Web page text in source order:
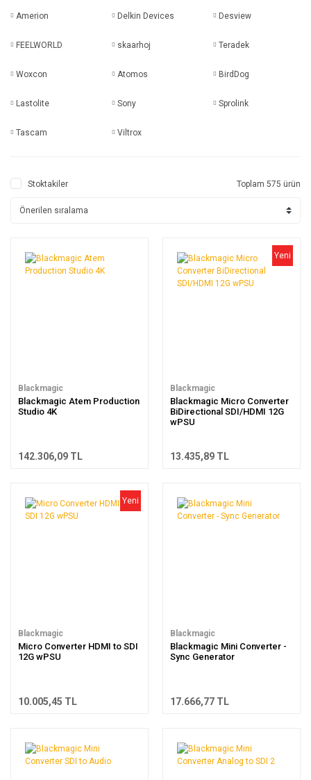
Amerion Delkin Devices Desview
FEELWORLD skaarhoj Teradek
Woxcon Atomos BirdDog
Lastolite Sony Sprolink
Tascam Viltrox
Stoktakiler Toplam 575 ürün
Blackmagic
Blackmagic Atem Production
Studio 4K
142.306,09 TL
Yeni
Blackmagic
Blackmagic Micro Converter
BiDirectional SDI/HDMI 12G
wPSU
13.435,89 TL
Yeni
Blackmagic
Micro Converter HDMI to SDI
12G wPSU
10.005,45 TL
Blackmagic
Blackmagic Mini Converter -
Sync Generator
17.666,77 TL